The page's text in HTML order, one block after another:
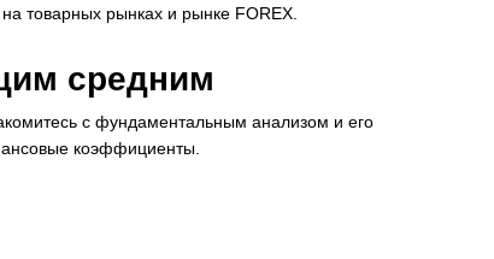
товарных рынках и рынке FOREX.
средним
с фундаментальным анализом и его
коэффициенты.